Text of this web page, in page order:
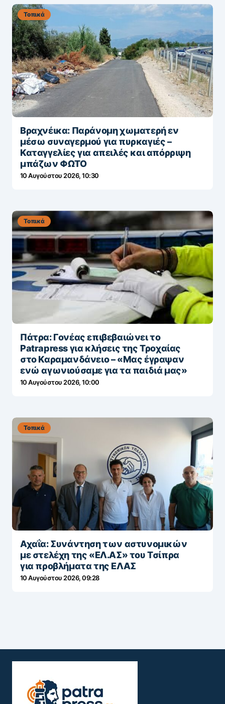
Τοπικά
Βραχνέικα: Παράνομη χωματερή εν
μέσω συναγερμού για πυρκαγιές –
Καταγγελίες για απειλές και απόρριψη
μπάζων ΦΩΤΟ
10 Αυγούστου 2026, 10:30
Τοπικά
Πάτρα: Γονέας επιβεβαιώνει το
Patrapress για κλήσεις της Τροχαίας
στο Καραμανδάνειο – «Μας έγραψαν
ενώ αγωνιούσαμε για τα παιδιά μας»
10 Αυγούστου 2026, 10:00
Τοπικά
Αχαΐα: Συνάντηση των αστυνομικών
με στελέχη της «ΕΛ.ΑΣ» του Τσίπρα
για προβλήματα της ΕΛΑΣ
10 Αυγούστου 2026, 09:28